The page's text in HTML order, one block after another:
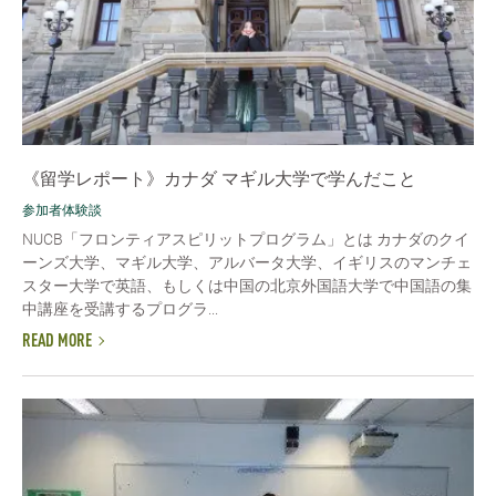
《留学レポート》カナダ マギル大学で学んだこと
参加者体験談
NUCB「フロンティアスピリットプログラム」とは カナダのクイ
ーンズ大学、マギル大学、アルバータ大学、イギリスのマンチェ
スター大学で英語、もしくは中国の北京外国語大学で中国語の集
中講座を受講するプログラ...
READ MORE